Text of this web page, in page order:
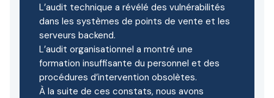
L’audit technique a révélé des vulnérabilités
dans les systèmes de points de vente et les
serveurs backend.
L’audit organisationnel a montré une
formation insuffisante du personnel et des
procédures d’intervention obsolètes.
À la suite de ces constats, nous avons